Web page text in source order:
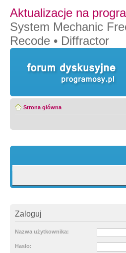
Aktualizacje na
System Mechanic
Recode • Diffractor
Strona główna
Zaloguj
Nazwa użytkownika:
Hasło: